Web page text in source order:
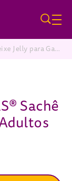
Ração Úmida WHISKAS® Sachê Peixe Jelly para Gatos Adultos 85 g
Sachê